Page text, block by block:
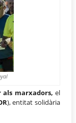
als marxadors, el
), entitat solidària